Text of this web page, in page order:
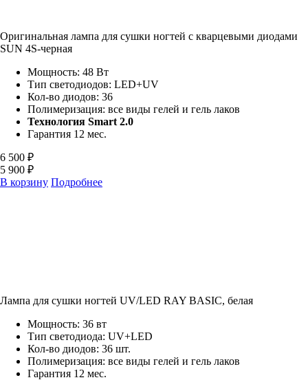
Оригинальная лампа для сушки ногтей с кварцевыми диодами
SUN 4S-черная
Мощность: 48 Вт
Тип светодиодов: LED+UV
Кол-во диодов: 36
Полимеризация: все виды гелей и гель лаков
Технология Smart 2.0
Гарантия 12 мес.
6 500 ₽
5 900 ₽
В корзину Подробнее
Лампа для сушки ногтей UV/LED RAY BASIC, белая
Мощность: 36 вт
Тип светодиода: UV+LED
Кол-во диодов: 36 шт.
Полимеризация: все виды гелей и гель лаков
Гарантия 12 мес.